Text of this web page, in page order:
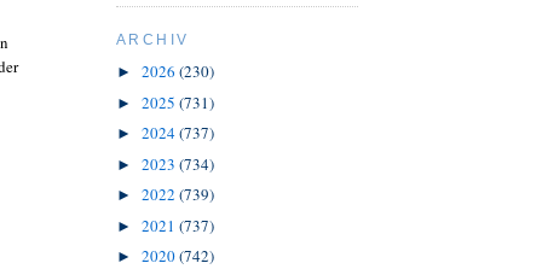
ARCHIV
► 2026 (230)
► 2025 (731)
► 2024(737)
► 2023 (734)
► 2022 (739)
► 2021 (737)
► 2020(742)